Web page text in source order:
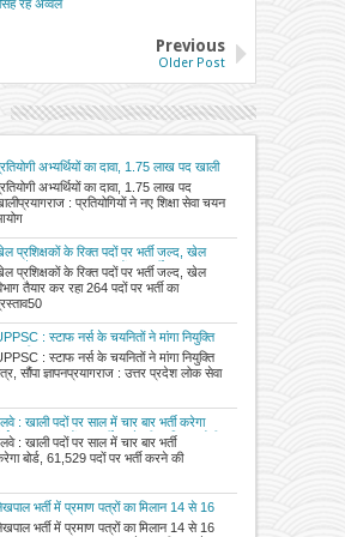
रहे अव्वल
Previous
Older Post
अभ्यर्थियों का दावा, 1.75 लाख पद खाली
अभ्यर्थियों का दावा, 1.75 लाख पद
: प्रतियोगियों ने नए शिक्षा सेवा चयन
प्रशिक्षकों के रिक्त पदों पर भर्ती जल्द, खेल
तैयार कर रहा 264 पदों पर भर्ती का प्रस्ताव
प्रशिक्षकों के रिक्त पदों पर भर्ती जल्द, खेल
तैयार कर रहा 264 पदों पर भर्ती का
: स्टाफ नर्स के चयनितों ने मांगा नियुक्ति
सौंपा ज्ञापन
: स्टाफ नर्स के चयनितों ने मांगा नियुक्ति
सौंपा ज्ञापनप्रयागराज : उत्तर प्रदेश लोक सेवा
: खाली पदों पर साल में चार बार भर्ती करेगा
61,529 पदों पर भर्ती करने की प्रक्रिया होगी
: खाली पदों पर साल में चार बार भर्ती
बोर्ड, 61,529 पदों पर भर्ती करने की
भर्ती में प्रमाण पत्रों का मिलान 14 से 16
तक
भर्ती में प्रमाण पत्रों का मिलान 14 से 16